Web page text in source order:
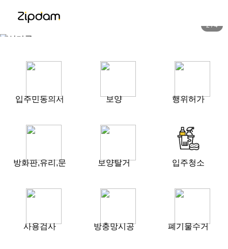
2/4
입주민동의서 보양 행위허가
방화판,유리,문 보양탈거 입주청소
사용검사 방충망시공 폐기물수거